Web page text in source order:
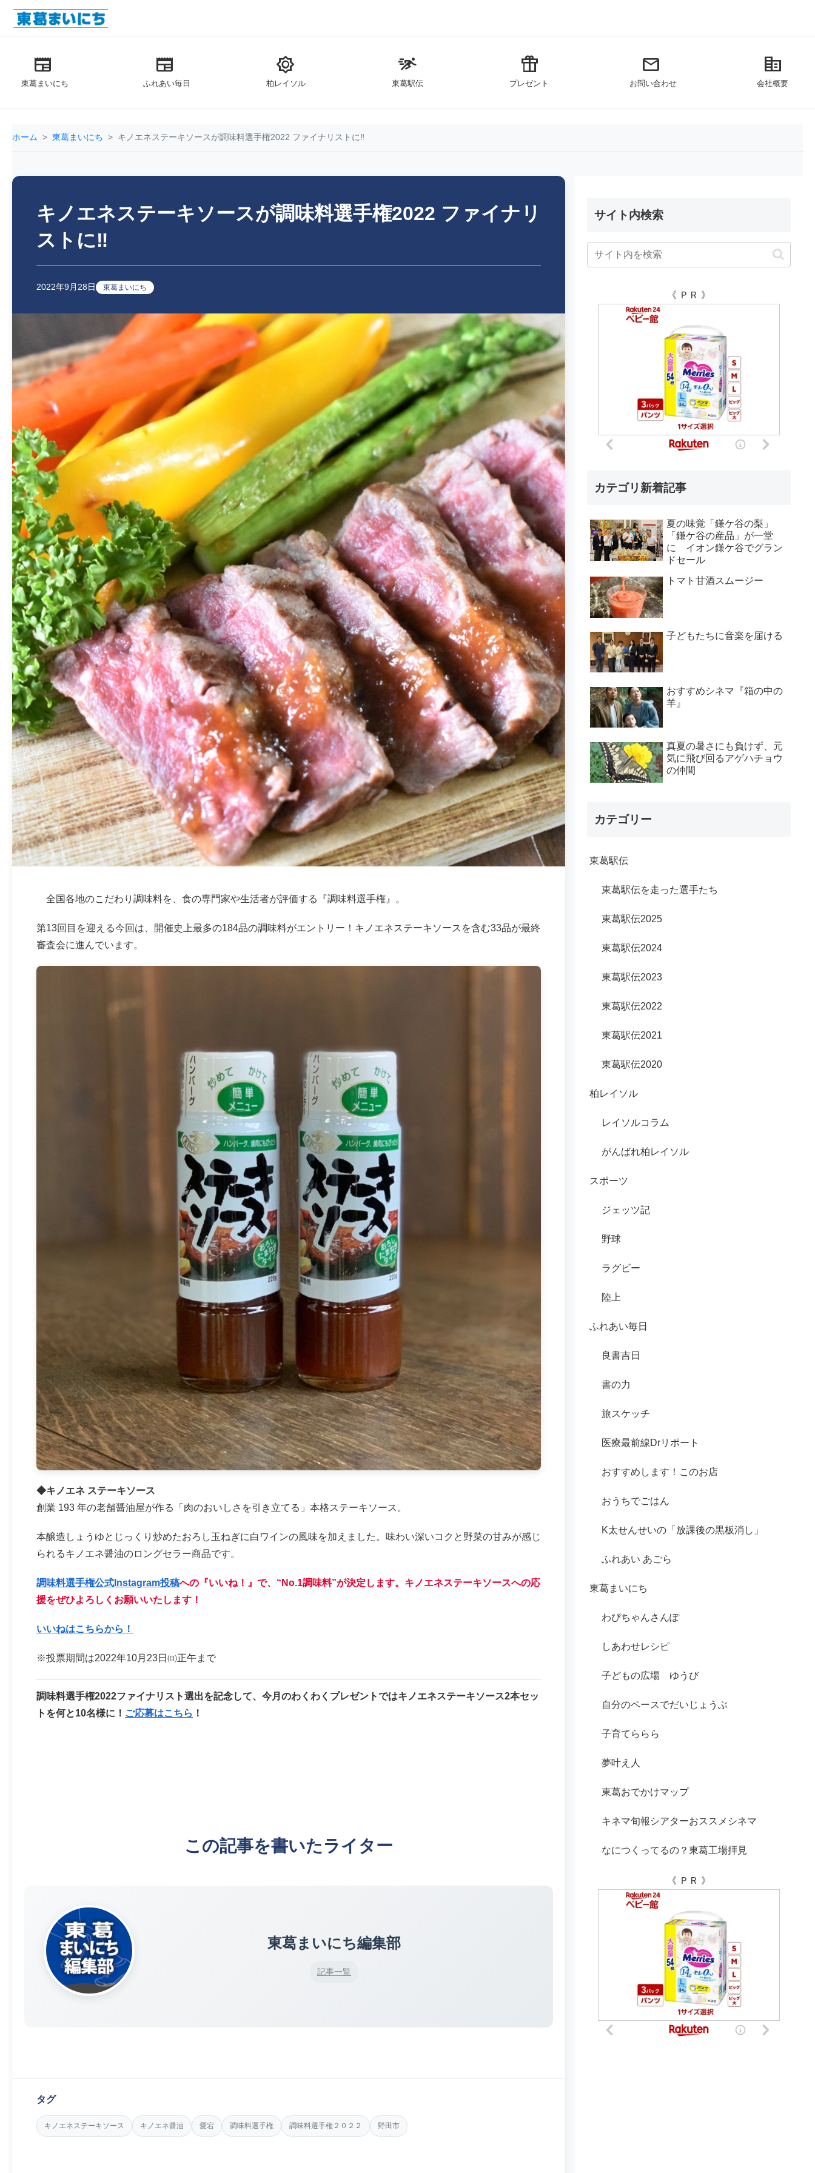
newspaper
東葛まいにち
newspaper
ふれあい毎日
brightness_5
柏レイソル
sprint
東葛駅伝
featured_seasonal_and_gifts
プレゼント
mail
お問い合わせ
corporate_fare
会社概要
ホーム 東葛まいにち キノエネステーキソースが調味料選手権2022 ファイナリストに‼
キノエネステーキソースが調味料選手権2022 ファイナリ
ストに‼
2022年9月28日 東葛まいにち
全国各地のこだわり調味料を、食の専門家や生活者が評価する『調味料選手権』 。
第13回目を迎える今回は、開催史上最多の184品の調味料がエントリー！キノエネステーキソースを含む33品が最終
審査会に進んでいます。
◆キノエネ ステーキソース
創業 193 年の老舗醤油屋が作る「肉のおいしさを引き立てる」本格ステーキソース。
本醸造しょうゆとじっくり炒めたおろし玉ねぎに白ワインの風味を加えました。味わい深いコクと野菜の甘みが感じ
られるキノエネ醤油のロングセラー商品です。
調味料選手権公式Instagram投稿への『いいね！』で、“No.1調味料”が決定します。キノエネステーキソースへの応
援をぜひよろしくお願いいたします！
いいねはこちらから！
※投票期間は2022年10月23日㈰正午まで
調味料選手権2022ファイナリスト選出を記念して、今月のわくわくプレゼントではキノエネステーキソース2本セッ
トを何と10名様に！ ご応募はこちら ！
この記事を書いたライター
東葛まいにち編集部
記事一覧
タグ
キノエネステーキソース キノエネ醤油 愛宕 調味料選手権 調味料選手権２０２２ 野田市
サイト内検索
《 ＰＲ 》
カテゴリ新着記事
夏の味覚「鎌ケ谷の梨」
「鎌ケ谷の産品」が一堂
に イオン鎌ケ谷でグラン
ドセール
トマト甘酒スムージー
子どもたちに音楽を届ける
おすすめシネマ『箱の中の
羊』
真夏の暑さにも負けず、元
気に飛び回るアゲハチョウ
の仲間
カテゴリー
東葛駅伝
東葛駅伝を走った選手たち
東葛駅伝2025
東葛駅伝2024
東葛駅伝2023
東葛駅伝2022
東葛駅伝2021
東葛駅伝2020
柏レイソル
レイソルコラム
がんばれ柏レイソル
スポーツ
ジェッツ記
野球
ラグビー
陸上
ふれあい毎日
良書吉日
書の力
旅スケッチ
医療最前線Drリポート
おすすめします！このお店
おうちでごはん
K太せんせいの「放課後の黒板消し」
ふれあい あごら
東葛まいにち
わぴちゃんさんぽ
しあわせレシピ
子どもの広場 ゆうび
自分のペースでだいじょうぶ
子育てららら
夢叶え人
東葛おでかけマップ
キネマ旬報シアターおススメシネマ
なにつくってるの？東葛工場拝見
《 ＰＲ 》